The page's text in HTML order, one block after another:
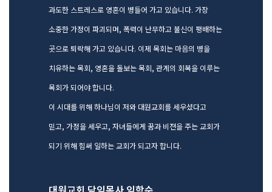
금광동-은행동
상대원3동,하대원
곤지암,광주
분당,도촌동
동판교,야탑
과도한 스트레스로 영혼이 병들어 가고 있습니다. 가장
소중한 가정이 파괴되며, 폭력이 난무하고 불신이 팽배하는
곳으로 퇴락해 가고 있습니다. 이제 목회는 마음의 병을
치유하는 목회, 영혼을 돌보는 목회, 관계의 회복을 이루는
목회가 되어야 합니다.
이 시대를 위해 하나님이 저와 대원교회를 세우셨다고
믿고, 가정을 세우고, 자녀들에게 꿈과 비젼을 주는 교회가
되기 위해 힘써 일하는 교회가 되고자 합니다.